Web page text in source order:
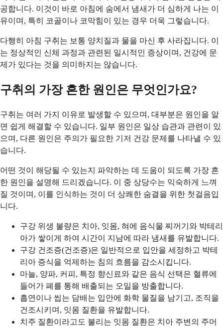
공합니다. 이것이 바로 아침에 숨에서 냄새가 더 심하게 나는 이
유이며, 특히 코골이나 코막힘이 있는 경우 더욱 그렇습니다.
다행히 아침 구취는 보통 양치질과 물을 마신 후 사라집니다. 이
는 정상적인 신체 과정과 관련된 일시적인 증상이며, 건강에 문
제가 있다는 것을 의미하지는 않습니다.
구취의 가장 흔한 원인은 무엇인가요?
구취는 여러 가지 이유로 발생할 수 있으며, 대부분은 원인을 알
면 쉽게 해결할 수 있습니다. 일부 원인은 일상 습관과 관련이 있
으며, 다른 원인은 주의가 필요한 기저 건강 문제를 나타낼 수 있
습니다.
어떤 것이 해당될 수 있는지 파악하는 데 도움이 되도록 가장 흔
한 원인을 설명해 드리겠습니다. 이 중 상당수는 익숙하게 느껴
질 것이며, 이를 인식하는 것이 더 상쾌한 숨결을 위한 첫걸음입
니다.
구강 위생 불량은 치아, 잇몸, 혀에 음식물 찌꺼기와 박테리
아가 쌓이게 하여 시간이 지남에 따라 냄새를 유발합니다.
구강 건조증(건조증)은 일반적으로 입안을 세정하고 박테
리아 증식을 억제하는 침의 흐름을 감소시킵니다.
마늘, 양파, 커피, 특정 향신료와 같은 음식 선택은 혈류에
들어가 폐를 통해 배출되는 오일을 방출합니다.
흡연이나 씹는 담배는 입안에 화학 물질을 남기고, 조직을
건조시키며, 잇몸 질환을 유발합니다.
치주 질환이라고도 불리는 잇몸 질환은 치아 주변의 주머